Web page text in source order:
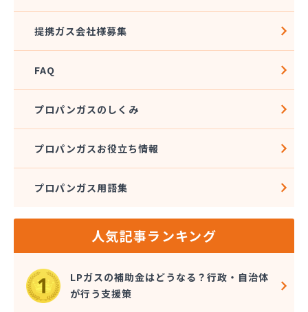
松本ガス商事株式会社
松本シェル石油株式会社 村井事業所配送センター
松本シェル石油株式会社村井事業所プロパンガス課
松本プロパンガス株式会社
松本事業株式会社
上田広域LPガス協同組合
城南高沢ガス株式会社
信濃ガス協同組合
神津燃料
斉藤商店
千曲通商株式会社
早武商店
大島屋酒店
提携ガス会社様募集
FAQ
プロパンガスのしくみ
プロパンガスお役立ち情報
プロパンガス用語集
人気記事ランキング
LPガスの補助金はどうなる？行政・自治体
が行う支援策